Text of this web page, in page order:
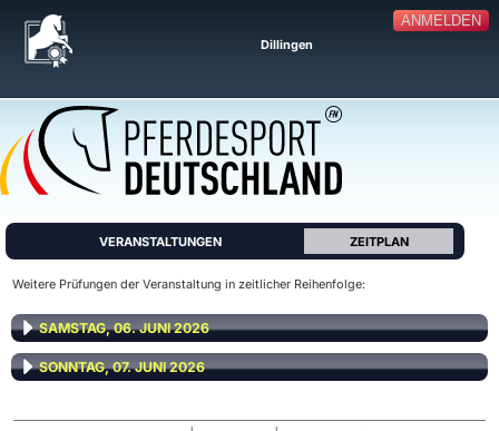
ANMELDEN
Dillingen
VERANSTALTUNGEN ZEITPLAN
Weitere Prüfungen der Veranstaltung in zeitlicher Reihenfolge:
SAMSTAG, 06. JUNI 2026
SONNTAG, 07. JUNI 2026